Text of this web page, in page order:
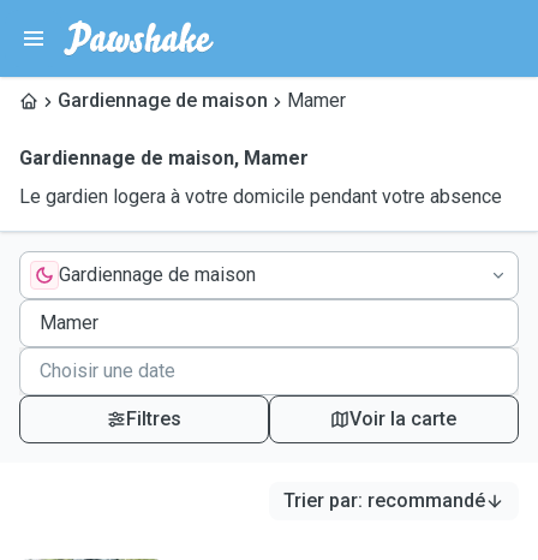
Gardiennage de maison Mamer
Gardiennage de maison, Mamer
Le gardien logera à votre domicile pendant votre absence
Gardiennage de maison
Filtres Voir la carte
Trier par: recommandé